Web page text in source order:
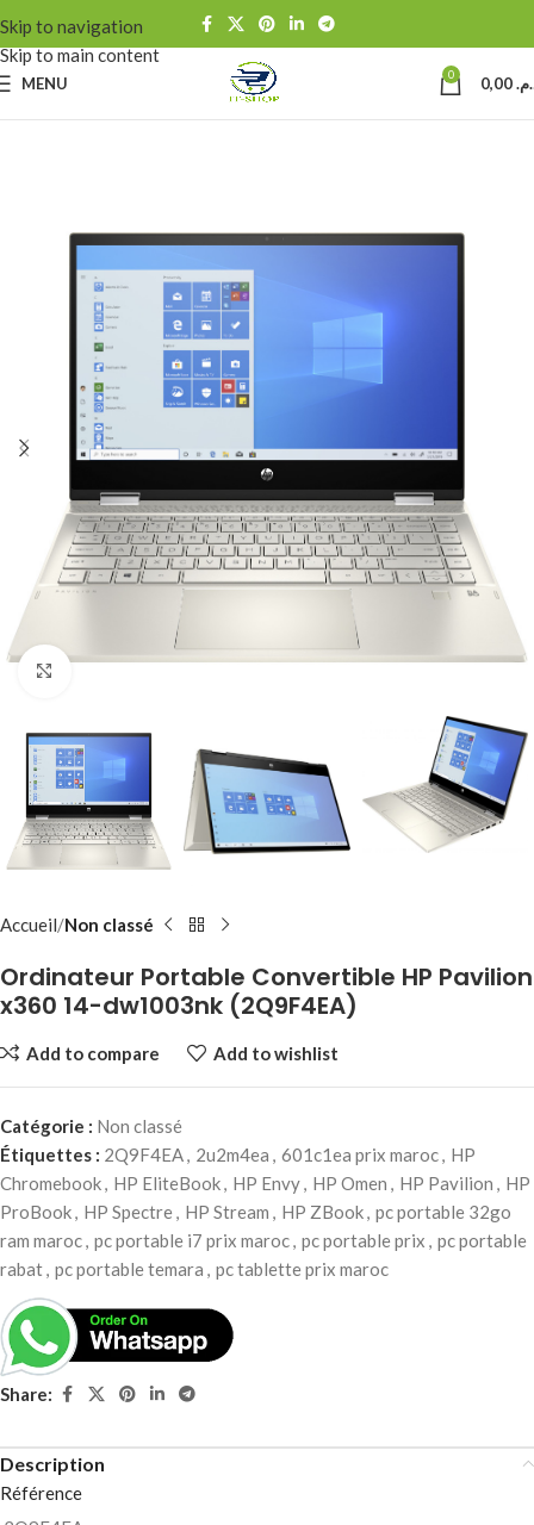
Skip to navigation
Skip to main content
MENU 0
Accueil Non classé
Ordinateur Portable Convertible HP Pavilion
x360 14-dw1003nk (2Q9F4EA)
Add to compare Add to wishlist
Catégorie : Non classé
Étiquettes : 2Q9F4EA, 2u2m4ea , 601c1ea prix maroc, HP
Chromebook, HP EliteBook, HP Envy, HP Omen , HP Pavilion , HP
ProBook, HP Spectre, HP Stream , HP ZBook, pc portable 32go
ram maroc, pc portable i7 prix maroc, pc portable prix , pc portable
rabat, pc portable temara , pc tablette prix maroc
Share:
Description
Référence